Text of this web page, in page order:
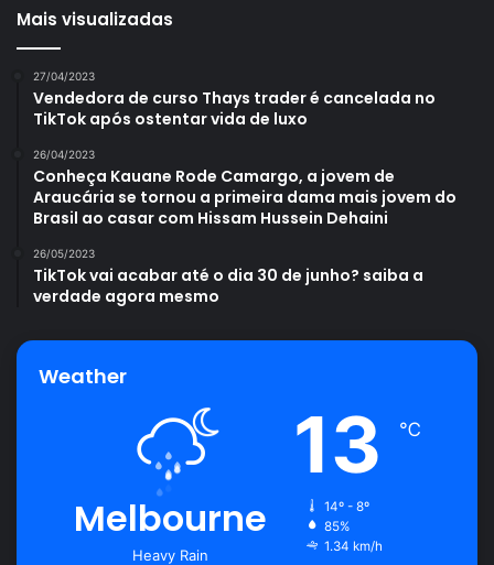
Mais visualizadas
27/04/2023
Vendedora de curso Thays trader é cancelada no
TikTok após ostentar vida de luxo
26/04/2023
Conheça Kauane Rode Camargo, a jovem de
Araucária se tornou a primeira dama mais jovem do
Brasil ao casar com Hissam Hussein Dehaini
26/05/2023
TikTok vai acabar até o dia 30 de junho? saiba a
verdade agora mesmo
Weather
Melbourne
Heavy Rain
13 ℃
14º - 8º
85%
1.34 km/h